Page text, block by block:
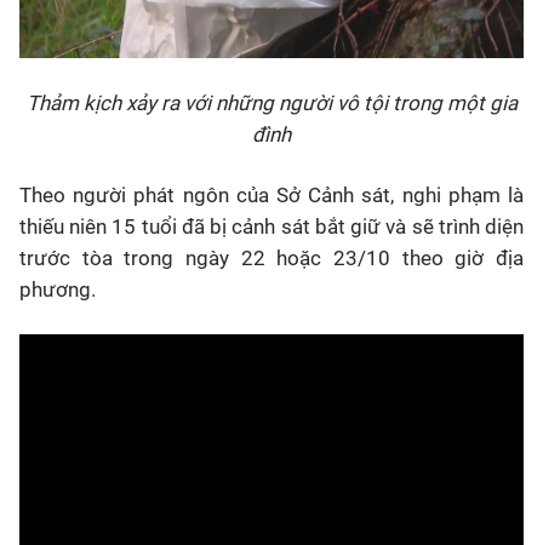
Thảm kịch xảy ra với những người vô tội trong một gia
đình
Theo người phát ngôn của Sở Cảnh sát, nghi phạm là
thiếu niên 15 tuổi đã bị cảnh sát bắt giữ và sẽ trình diện
trước tòa trong ngày 22 hoặc 23/10 theo giờ địa
phương.